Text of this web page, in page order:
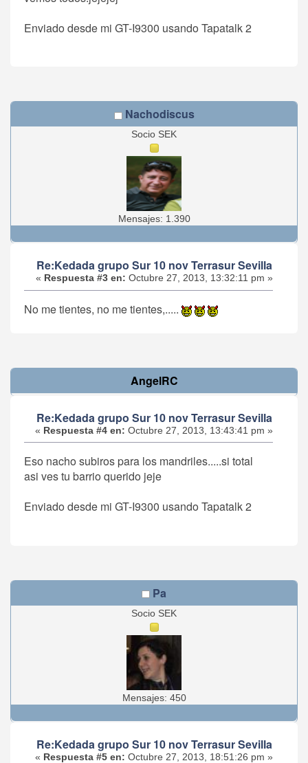
Enviado desde mi GT-I9300 usando Tapatalk 2
Nachodiscus
Socio SEK
Mensajes: 1.390
Re:Kedada grupo Sur 10 nov Terrasur Sevilla
« Respuesta #3 en: Octubre 27, 2013, 13:32:11 pm »
No me tientes, no me tientes,.....
AngelRC
Re:Kedada grupo Sur 10 nov Terrasur Sevilla
« Respuesta #4 en: Octubre 27, 2013, 13:43:41 pm »
Eso nacho subiros para los mandriles.....si total
asi ves tu barrio querido jeje
Enviado desde mi GT-I9300 usando Tapatalk 2
Pa
Socio SEK
Mensajes: 450
Re:Kedada grupo Sur 10 nov Terrasur Sevilla
« Respuesta #5 en: Octubre 27, 2013, 18:51:26 pm »